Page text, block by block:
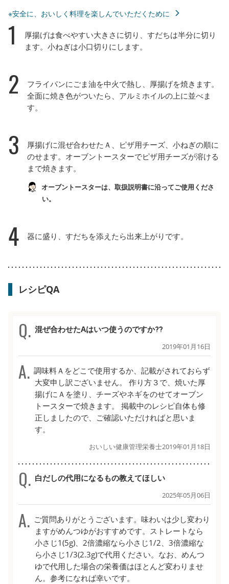
※安全に、おいしく料理を楽しんでいただくために
1
厚揚げは食べやすい大きさに切り、すだちは半分に切り
ます。小ねぎは小口切りにします。
2
フライパンにごま油を中火で熱し、厚揚げを焼きます。
全面に焼き色がついたら、アルミホイルの上に並べま
す。
3
厚揚げに混ぜ合わせたＡ、ピザ用チーズ、小ねぎの順に
のせます。オーブントースターでピザ用チーズが溶ける
まで焼きます。
オーブントースターは、取扱説明書に沿ってご使用くださ
い。
4 器に盛り、すだちを添えたら出来上がりです。
レシピQA
混ぜ合わせたAはいつ使うのですか⁇
2019年01月16日
調味料Ａをどこで使用するか、記載がされておらず
大変申し訳ございません。 作り方３で、焼いた厚
揚げにＡを塗り、チーズやネギをのせてオーブン
トースターで焼きます。 掲載中のレシピ自体も修
正しましたので、ご確認いただければと思いま
す。
おいしい健康管理栄養士2019年01月18日
白だしの代用になるもの教えてほしい
2025年05月06日
ご質問ありがとうございます。味わいは少し変わり
ますがめんつゆがおすすめです。ストレートなら
小さじ1(5g)、2倍濃縮なら小さじ1/2、3倍濃縮な
ら小さじ1/3(2.3g)で代用ください。なお、めんつ
ゆで代用した場合の栄養価はほとんど変わりませ
ん。参考になれば幸いです。